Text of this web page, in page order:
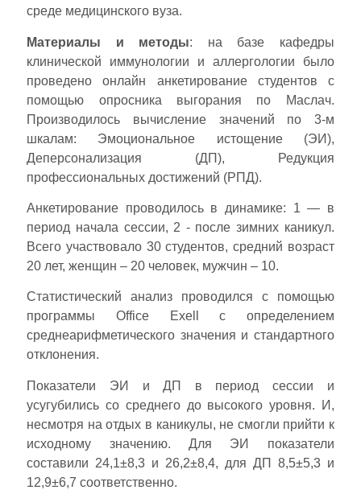
среде медицинского вуза.
Материалы и методы: на базе кафедры
клинической иммунологии и аллергологии было
проведено онлайн анкетирование студентов с
помощью опросника выгорания по Маслач.
Производилось вычисление значений по 3-м
шкалам: Эмоциональное истощение (ЭИ),
Деперсонализация (ДП), Редукция
профессиональных достижений (РПД).
Анкетирование проводилось в динамике: 1 — в
период начала сессии, 2 - после зимних каникул.
Всего участвовало 30 студентов, средний возраст
20 лет, женщин – 20 человек, мужчин – 10.
Статистический анализ проводился с помощью
программы Office Exell с определением
среднеарифметического значения и стандартного
отклонения.
Показатели ЭИ и ДП в период сессии и
усугубились со среднего до высокого уровня. И,
несмотря на отдых в каникулы, не смогли прийти к
исходному значению. Для ЭИ показатели
составили 24,1±8,3 и 26,2±8,4, для ДП 8,5±5,3 и
12,9±6,7 соответственно.